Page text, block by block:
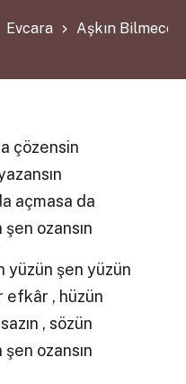
Evcara Aşkın
çözensin
açmasa da
ozansın
yüzün şen yüzün
efkâr , hüzün
, sözün
ozansın